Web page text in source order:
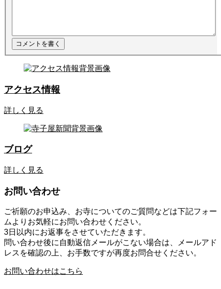
アクセス情報
詳しく見る
ブログ
詳しく見る
お問い合わせ
ご祈願のお申込み、お寺についてのご質問などは下記フォー
ムよりお気軽にお問い合わせください。
3日以内にお返事をさせていただきます。
問い合わせ後に自動返信メールがこない場合は、メールアド
レスを確認の上、お手数ですが再度お問合せください。
お問い合わせはこちら